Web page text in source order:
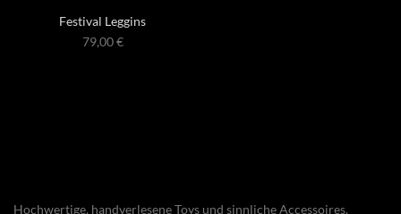
Festival Leggins
79,00€
Hochwertige, handverlesene Toys und sinnliche Accessoires.